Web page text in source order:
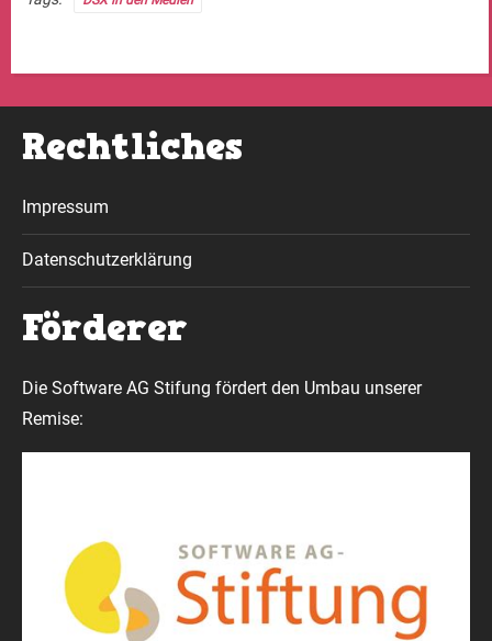
Rechtliches
Impressum
Datenschutzerklärung
Förderer
Die Software AG Stifung fördert den Umbau unserer
Remise: